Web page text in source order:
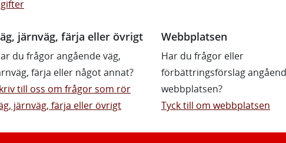
järnväg, färja eller övrigt
du frågor angående väg,
färja eller något annat?
till oss om frågor som rör
järnväg, färja eller övrigt
Webbplatsen
Har du frågor eller
förbättringsförslag
webbplatsen?
Tyck till om webbplatsen